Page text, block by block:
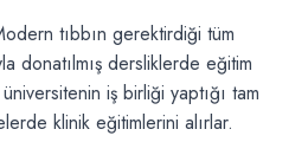
tıbbın gerektirdiği tüm
donatılmış dersliklerde eğitim
iş birliği yaptığı tam
klinik eğitimlerini alırlar.